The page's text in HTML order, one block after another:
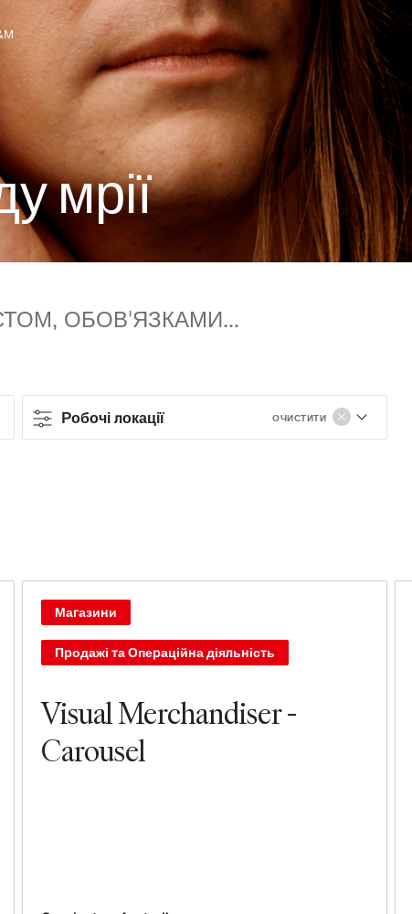
з H&M
умрії
Робочі локації ОЧИСТИТИ
Робочі локації
Магазини
Visual Merchandiser -
Carousel
Магазини
Продажі та Операційна діяльність